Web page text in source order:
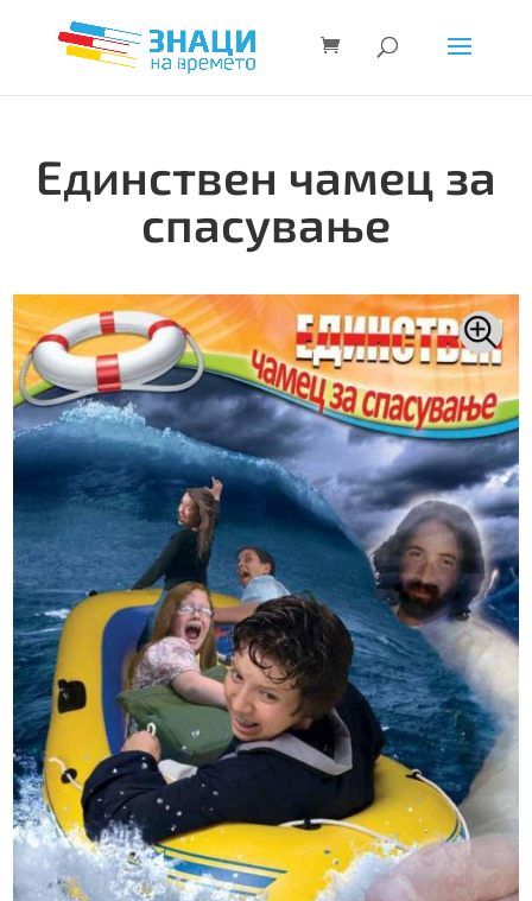
Единствен чамец за
спасување